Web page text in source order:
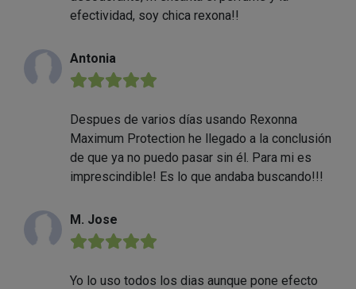
efectividad, soy chica rexona!!
Antonia
★★★★★
Despues de varios días usando Rexonna
Maximum Protection he llegado a la conclusión
de que ya no puedo pasar sin él. Para mi es
imprescindible! Es lo que andaba buscando!!!
M. Jose
★★★★★
Yo lo uso todos los dias aunque pone efecto